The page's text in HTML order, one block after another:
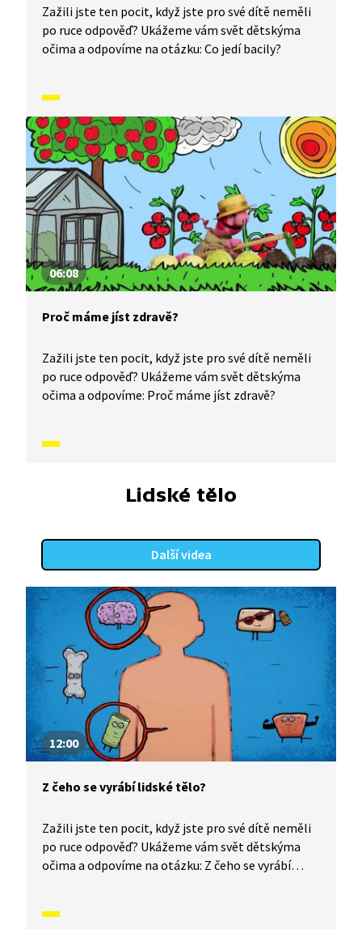
Zažili jste ten pocit, když jste pro své dítě neměli
po ruce odpověď? Ukážeme vám svět dětskýma
očima a odpovíme na otázku: Co jedí bacily?
06:08
Proč máme jíst zdravě?
Zažili jste ten pocit, když jste pro své dítě neměli
po ruce odpověď? Ukážeme vám svět dětskýma
očima a odpovíme: Proč máme jíst zdravě?
Lidské tělo
Další videa
12:00
Z čeho se vyrábí lidské tělo?
Zažili jste ten pocit, když jste pro své dítě neměli
po ruce odpověď? Ukážeme vám svět dětskýma
očima a odpovíme na otázku: Z čeho se vyrábí